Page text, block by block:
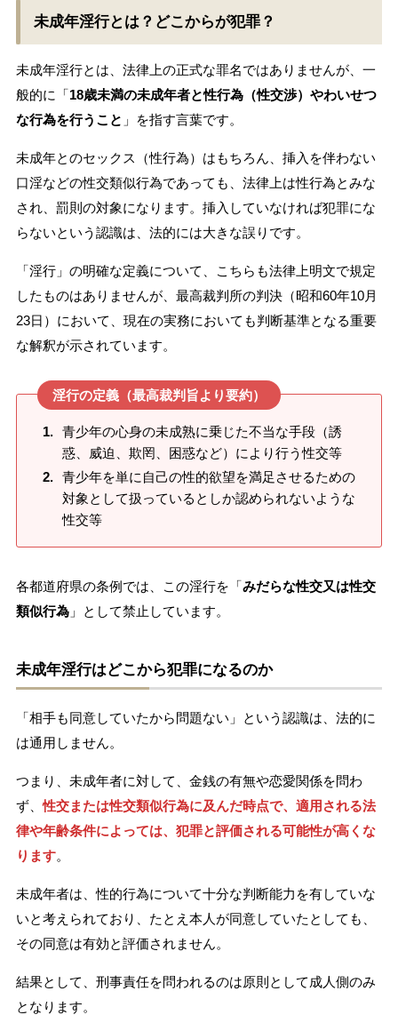
未成年淫行とは？どこからが犯罪？
未成年淫行とは、法律上の正式な罪名ではありませんが、一
般的に「18歳未満の未成年者と性行為（性交渉）やわいせつ
な行為を行うこと 」を指す言葉です。
未成年とのセックス（性行為）はもちろん、挿入を伴わない
口淫などの性交類似行為であっても、法律上は性行為とみな
され、罰則の対象になります。挿入していなければ犯罪にな
らないという認識は、法的には大きな誤りです。
「淫行」の明確な定義について、こちらも法律上明文で規定
したものはありませんが、最高裁判所の判決（昭和60年10月
23日）において、現在の実務においても判断基準となる重要
な解釈が示されています。
淫行の定義（最高裁判旨より要約）
青少年の心身の未成熟に乗じた不当な手段（誘
惑、威迫、欺罔、困惑など）により行う性交等
青少年を単に自己の性的欲望を満足させるための
対象として扱っているとしか認められないような
性交等
各都道府県の条例では、この淫行を「みだらな性交又は性交
類似行為」として禁止しています。
未成年淫行はどこから犯罪になるのか
「相手も同意していたから問題ない」という認識は、法的に
は通用しません。
つまり、未成年者に対して、金銭の有無や恋愛関係を問わ
ず、性交または性交類似行為に及んだ時点で、適用される法
律や年齢条件によっては、犯罪と評価される可能性が高くな
ります。
未成年者は、性的行為について十分な判断能力を有していな
いと考えられており、たとえ本人が同意していたとしても、
その同意は有効と評価されません。
結果として、刑事責任を問われるのは原則として成人側のみ
となります。